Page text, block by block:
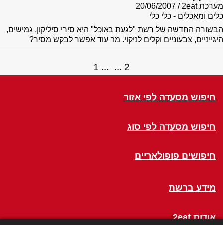
מערכת 2eat
20/06/2007
כלים ומאכלים - כלי כלי
הבשורה החדשה של רשת "לגעת באוכל" היא סירי סיליקון. גמישים,
היגייניים, צבעוניים וקלים לניקוי. מה עוד אפשר לבקש מסיר?
1 2
חיפוש מסעדה לפי אזור
חיפוש מסעדה לפי סוג
חיפושים פופולאריים
מידע ברשת
אודות 2eat